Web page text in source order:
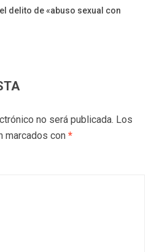
delito de «abuso sexual con
no será publicada. Los
marcados con *